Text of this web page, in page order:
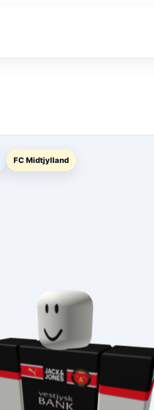
FC Midtjylland